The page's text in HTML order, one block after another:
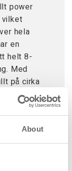
About
power
vilket
hela
en
helt 8-
Med
på cirka
för
och
–20 till